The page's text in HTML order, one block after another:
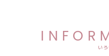
い